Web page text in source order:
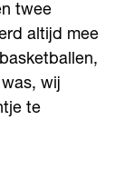
twee
altijd mee
wij
te